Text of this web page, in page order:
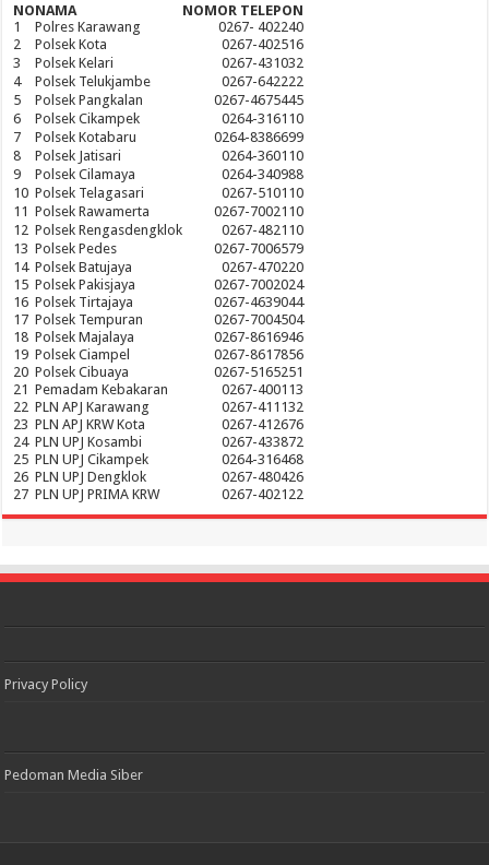
NONAMA
NOMOR TELEPON
1
Polres Karawang
0267- 402240
2
Polsek Kota
0267-402516
3
Polsek Kelari
0267-431032
4
Polsek Telukjambe
0267-642222
5
Polsek Pangkalan
0267-4675445
6
Polsek Cikampek
0264-316110
7
Polsek Kotabaru
0264-8386699
8
Polsek Jatisari
0264-360110
9
Polsek Cilamaya
0264-340988
10 Polsek Telagasari
0267-510110
11 Polsek Rawamerta
0267-7002110
12 Polsek Rengasdengklok
0267-482110
13 Polsek Pedes
0267-7006579
14 Polsek Batujaya
0267-470220
15 Polsek Pakisjaya
0267-7002024
16 Polsek Tirtajaya
0267-4639044
17 Polsek Tempuran
0267-7004504
18 Polsek Majalaya
0267-8616946
19 Polsek Ciampel
0267-8617856
20 Polsek Cibuaya
0267-5165251
21 Pemadam Kebakaran
0267-400113
22 PLN APJ Karawang
0267-411132
23 PLN APJ KRW Kota
0267-412676
24 PLN UPJ Kosambi
0267-433872
25 PLN UPJ Cikampek
0264-316468
26 PLN UPJ Dengklok
0267-480426
27 PLN UPJ PRIMA KRW 0267-402122
Privacy Policy
Pedoman Media Siber